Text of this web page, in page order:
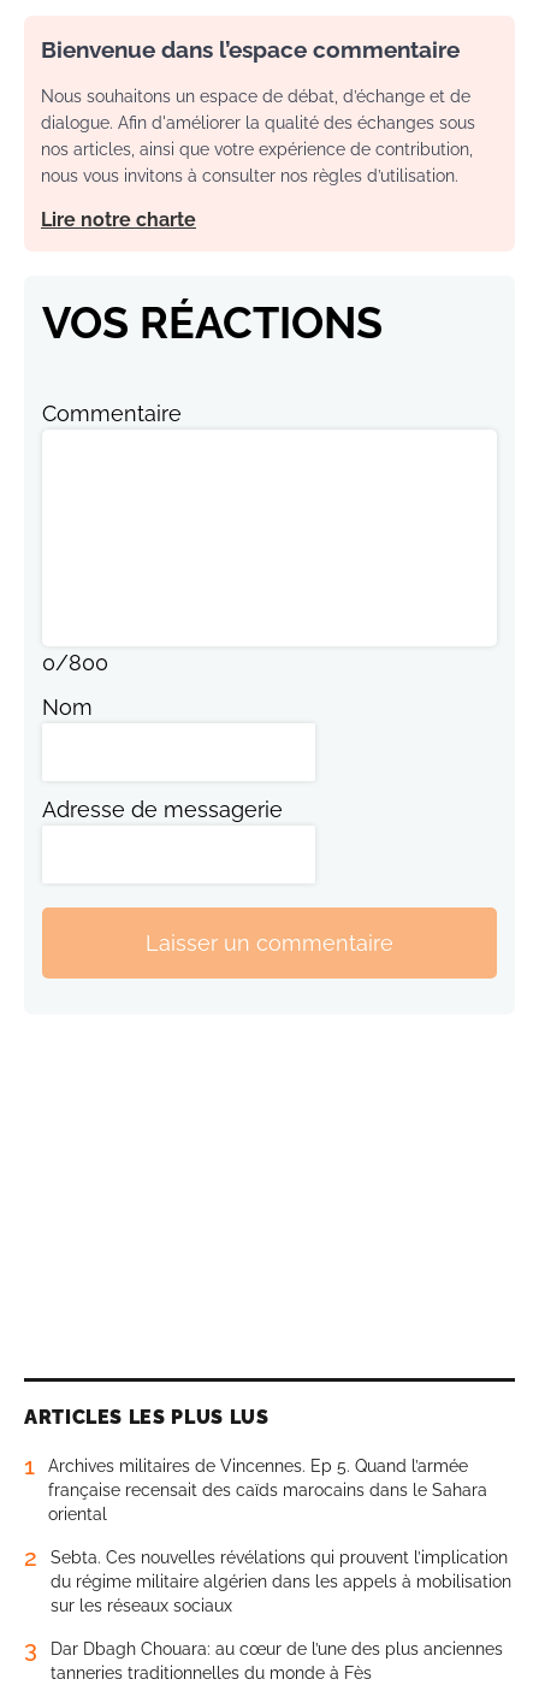
Bienvenue dans l’espace commentaire
Nous souhaitons un espace de débat, d’échange et de
dialogue. Afin d'améliorer la qualité des échanges sous
nos articles, ainsi que votre expérience de contribution,
nous vous invitons à consulter nos règles d’utilisation.
Lire notre charte
VOS RÉACTIONS
Commentaire
0/800
Nom
Adresse de messagerie
Laisser un commentaire
ARTICLES LES PLUS LUS
1
Archives militaires de Vincennes. Ep 5. Quand l’armée
française recensait des caïds marocains dans le Sahara
oriental
2
Sebta. Ces nouvelles révélations qui prouvent l’implication
du régime militaire algérien dans les appels à mobilisation
sur les réseaux sociaux
3
Dar Dbagh Chouara: au cœur de l’une des plus anciennes
tanneries traditionnelles du monde à Fès